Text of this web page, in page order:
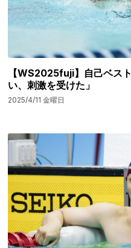
【WS2025fuji】自己ベス
い、刺激を受けた」
2025/4/11 金曜日